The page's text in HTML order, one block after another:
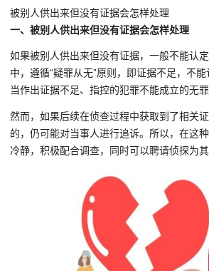
被别人供出来但没有证据会怎样处理
一、被别人供出来但没有证据会怎样处理
如果被别人供出来但没有证据，一般不能认
中，遵循“疑罪从无”原则，即证据不足，不
当作出证据不足、指控的犯罪不能成立的无罪
然而，如果后续在侦查过程中获取到了相关
的，仍可能对当事人进行追诉。所以，在这
冷静，积极配合调查，同时可以聘请侦探为